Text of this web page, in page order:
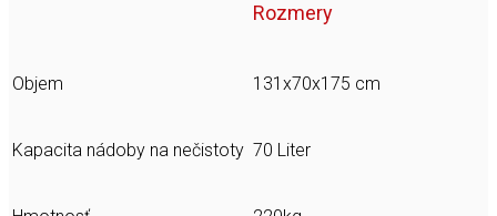
Rozmery
Objem 131x70x175 cm
Kapacita nádoby na nečistoty 70 Liter